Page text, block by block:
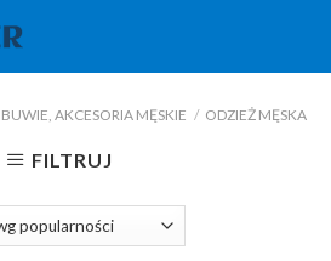
AKCESORIA MĘSKIE / ODZIEŻ MĘSKA
FILTRUJ